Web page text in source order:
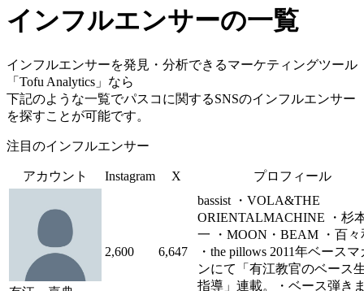
インフルエンサーの一覧
インフルエンサーを発見・分析できるマーケティングツール
「Tofu Analytics」なら
下記のような一覧でパスコに関するSNSのインフルエンサー
を探すことが可能です。
注目のインフルエンサー
アカウント Instagram X プロフィール
2,600 6,647
bassist ・VOLA&THE
ORIENTALMACHINE ・杉
一 ・MOON・BEAM ・百々
・the pillows 2011年ベース
ンにて「有江教官のベース
指導」連載。・ベース弾き